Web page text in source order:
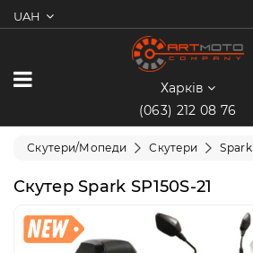
UAH
0
Категорії
Мотоцикли
Скутери/
Мопеди
Харків
(063) 212 08 76
Скутери/Мопеди Скутери Spark
Скутер Spark SP150S-21